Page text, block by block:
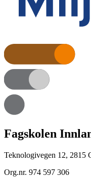
Fagskolen
Teknologivegen 12, 2815
Org.nr. 974 597 306